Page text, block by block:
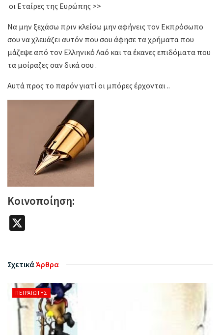
οι Εταίρες της Ευρώπης >>
Να μην ξεχάσω πριν κλείσω μην αφήνεις τον Εκπρόσωπο
σου να χλευάζει αυτόν που σου άφησε τα χρήματα που
μάζεψε από τον Ελληνικό Λαό και τα έκανες επιδόματα που
τα μοίραζες σαν δικά σου .
Αυτά προς το παρόν γιατί οι μπόρες έρχονται ..
Κοινοποίηση:
ΣχετικάΆρθρα
ΠΕΙΡΑΙΏΤΗΣ